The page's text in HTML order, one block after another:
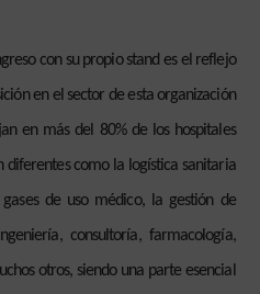
con su propio stand es el reflejo
en el sector de esta organización
en más del 80% de los hospitales
diferentes como la logística sanitaria
de uso médico, la gestión de
consultoría, farmacología,
otros, siendo una parte esencial